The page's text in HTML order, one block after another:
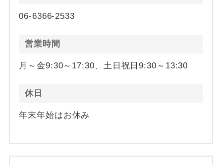
06-6366-2533
営業時間
月～金9:30～17:30、土日祝日9:30～13:30
休日
年末年始はお休み